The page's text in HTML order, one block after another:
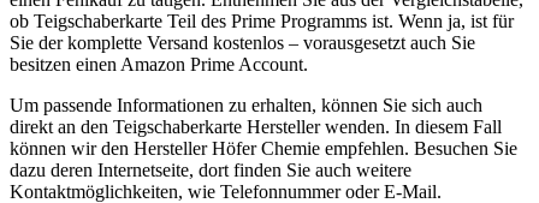
ob Teigschaberkarte Teil des Prime Programms ist. Wenn ja, ist für
Sie der komplette Versand kostenlos – vorausgesetzt auch Sie
besitzen einen Amazon Prime Account.
Um passende Informationen zu erhalten, können Sie sich auch
direkt an den Teigschaberkarte Hersteller wenden. In diesem Fall
können wir den Hersteller Höfer Chemie empfehlen. Besuchen Sie
dazu deren Internetseite, dort finden Sie auch weitere
Kontaktmöglichkeiten, wie Telefonnummer oder E-Mail.